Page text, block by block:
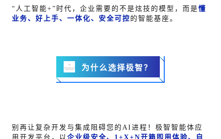
“人工智能+”时代，企业需要的不是炫技的模型，而是懂
业务、好上手、一体化、安全可 控 的 智能基座。
为什么选择极智？
别再让复杂开发与集成阻碍您的AI进程！极智智能体应
用开发平台，以 企业级安全、1+X+N开箱即用体验、自